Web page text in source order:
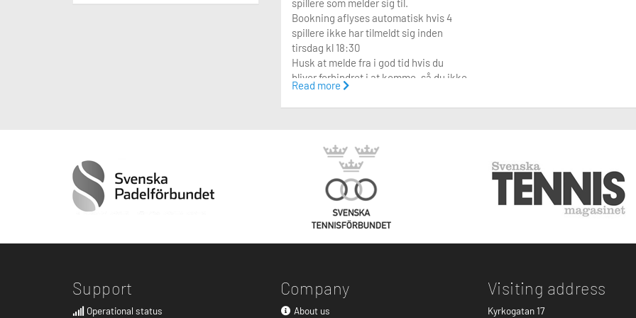
spillere som melder sig til.
Bookning aflyses automatisk hvis 4
spillere ikke har tilmeldt sig inden
tirsdag kl 18:30
Husk at melde fra i god tid hvis du
bliver forhindret i at komme, så du ikke
efterlader de tre andre i stikken.
Read more
Support
Operational status
Company
About us
Visiting address
Kyrkogatan 17